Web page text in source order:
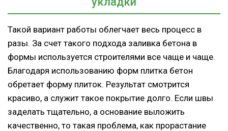
Такой вариант работы облегчает весь процесс в
разы. За счет такого подхода заливка бетона в
формы используется строителями все чаще и чаще.
Благодаря использованию форм плитка бетон
обретает форму плиток. Результат смотрится
красиво, а служит такое покрытие долго. Если швы
заделать тщательно, а основание выложить
качественно, то такая проблема, как прорастание